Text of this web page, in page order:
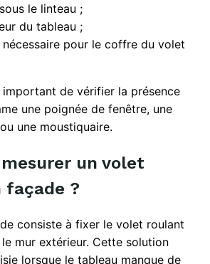
le linteau ;
du tableau ;
nécessaire pour le coffre du volet
important de vérifier la présence
une poignée de fenêtre, une
une moustiquaire.
un volet
façade ?
consiste à fixer le volet roulant
mur extérieur. Cette solution
lorsque le tableau manque de